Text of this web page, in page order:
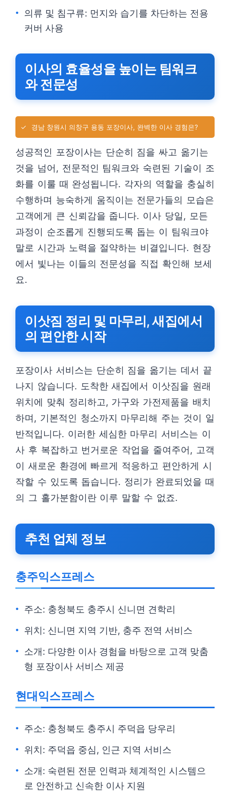
의류 및 침구류: 먼지와 습기를 차단하는 전용
커버 사용
이사의 효율성을 높이는 팀워크
와 전문성
✓ 경남 창원시 의창구 용동 포장이사, 완벽한 이사 경험은?
성공적인 포장이사는 단순히 짐을 싸고 옮기는
것을 넘어, 전문적인 팀워크와 숙련된 기술이 조
화를 이룰 때 완성됩니다. 각자의 역할을 충실히
수행하며 능숙하게 움직이는 전문가들의 모습은
고객에게 큰 신뢰감을 줍니다. 이사 당일, 모든
과정이 순조롭게 진행되도록 돕는 이 팀워크야
말로 시간과 노력을 절약하는 비결입니다. 현장
에서 빛나는 이들의 전문성을 직접 확인해 보세
요.
이삿짐 정리 및 마무리, 새집에서
의 편안한 시작
포장이사 서비스는 단순히 짐을 옮기는 데서 끝
나지 않습니다. 도착한 새집에서 이삿짐을 원래
위치에 맞춰 정리하고, 가구와 가전제품을 배치
하며, 기본적인 청소까지 마무리해 주는 것이 일
반적입니다. 이러한 세심한 마무리 서비스는 이
사 후 복잡하고 번거로운 작업을 줄여주어, 고객
이 새로운 환경에 빠르게 적응하고 편안하게 시
작할 수 있도록 돕습니다. 정리가 완료되었을 때
의 그 홀가분함이란 이루 말할 수 없죠.
추천 업체 정보
충주익스프레스
주소: 충청북도 충주시 신니면 견학리
위치: 신니면 지역 기반, 충주 전역 서비스
소개: 다양한 이사 경험을 바탕으로 고객 맞춤
형 포장이사 서비스 제공
현대익스프레스
주소: 충청북도 충주시 주덕읍 당우리
위치: 주덕읍 중심, 인근 지역 서비스
소개: 숙련된 전문 인력과 체계적인 시스템으
로 안전하고 신속한 이사 지원